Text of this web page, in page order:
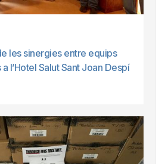
les sinergies entre equips
l’Hotel Salut Sant Joan Despí